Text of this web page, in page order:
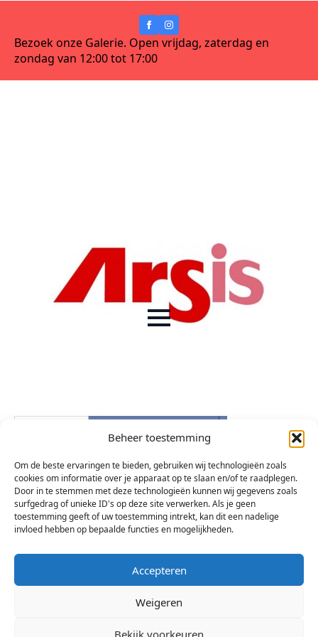
Beheer toestemming
Om de beste ervaringen te bieden, gebruiken wij technologieën zoals
cookies om informatie over je apparaat op te slaan en/of te raadplegen.
Door in te stemmen met deze technologieën kunnen wij gegevens zoals
surfgedrag of unieke ID's op deze site verwerken. Als je geen
toestemming geeft of uw toestemming intrekt, kan dit een nadelige
invloed hebben op bepaalde functies en mogelijkheden.
Accepteren
Weigeren
Bekijk voorkeuren
Bezoek onze Galerie. Open vrijdag, zaterdag en
zondag van 12:00 tot 17:00